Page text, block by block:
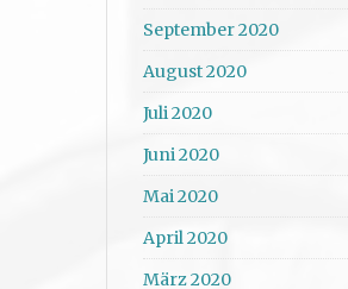
September 2020
August 2020
Juli 2020
Juni 2020
Mai 2020
April 2020
März 2020